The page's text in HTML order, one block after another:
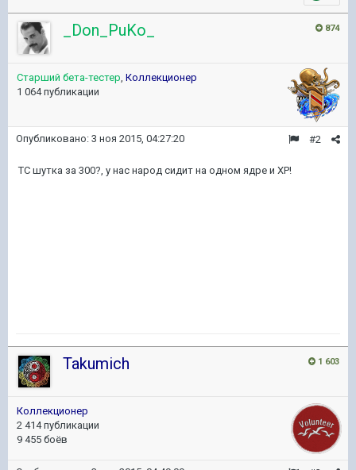
874
_Don_PuKo_
Старший бета-тестер, Коллекционер
1 064 публикации
#2
Опубликовано: 3 ноя 2015, 04:27:20
ТС шутка за 300?, у нас народ сидит на одном ядре и ХР!
1 603
Takumich
Коллекционер
2 414 публикации
9 455 боёв